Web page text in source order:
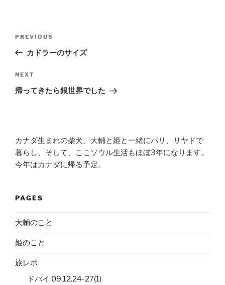
Previous
Post
PREVIOUS
カドラーのサイズ
Next
Post
NEXT
帰ってきたら銀世界でした
カナダ生まれの柴犬、大輔と姫と一緒にパリ、リヤドで
暮らし、そして、ここソウル生活もほぼ3年になります。
今年はカナダに帰る予定。
PAGES
大輔のこと
姫のこと
旅レポ
ドバイ 09.12.24-27(1)